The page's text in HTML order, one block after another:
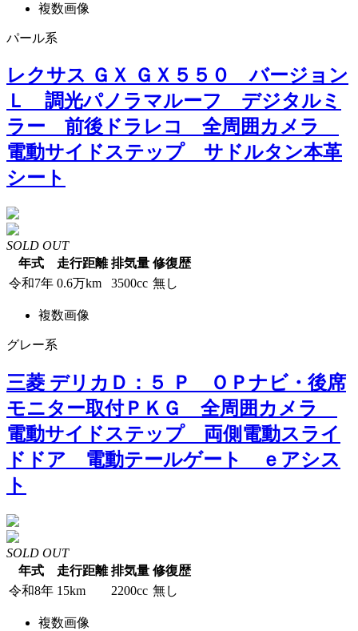
複数画像
パール系
レクサス ＧＸ ＧＸ５５０ バージョン
Ｌ 調光パノラマルーフ デジタルミ
ラー 前後ドラレコ 全周囲カメラ
電動サイドステップ サドルタン本革
シート
SOLD OUT
年式
走行距離 排気量 修復歴
令和7年 0.6万km 3500cc 無し
複数画像
グレー系
三菱 デリカＤ：５ Ｐ ＯＰナビ・後席
モニター取付ＰＫＧ 全周囲カメラ
電動サイドステップ 両側電動スライ
ドドア 電動テールゲート ｅアシス
ト
SOLD OUT
年式
走行距離 排気量 修復歴
令和8年 15km 2200cc 無し
複数画像